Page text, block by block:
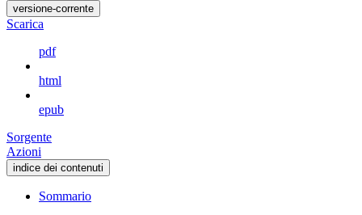
versione-corrente
Scarica
pdf
html
epub
Sorgente
Azioni
indice dei contenuti
Sommario